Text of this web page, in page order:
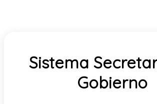
Sistema
Gobierno